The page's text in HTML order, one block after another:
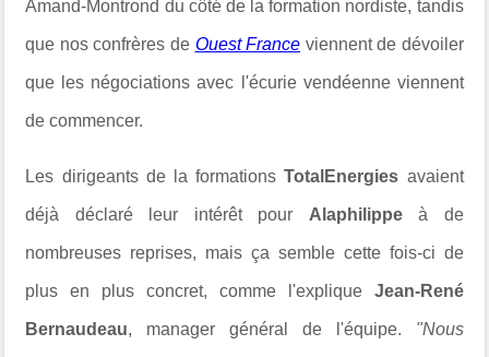
Amand-Montrond du côté de la formation nordiste, tandis
que nos confrères de Ouest France viennent de dévoiler
que les négociations avec l'écurie vendéenne viennent
de commencer.
Les dirigeants de la formationsTotalEnergies avaient
déjà déclaré leur intérêt pour Alaphilippeà de
nombreuses reprises, mais ça semble cette fois-ci de
plus en plus concret, comme l'expliqueJean-René
Bernaudeau, manager général de l'équipe. "Nous